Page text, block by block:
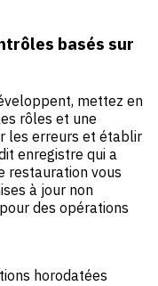
basés sur
mettez en
rôles et une
les erreurs et établir
enregistre qui a
restauration vous
à jour non
des opérations
horodatées